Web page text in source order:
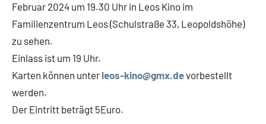
Februar 2024 um 19.30 Uhr in Leos Kino im
Familienzentrum Leos (Schulstraße 33, Leopoldshöhe)
zu sehen.
Einlass ist um 19 Uhr.
Karten können unter leos-kino@gmx.devorbestellt
werden.
Der Eintritt beträgt 5Euro.